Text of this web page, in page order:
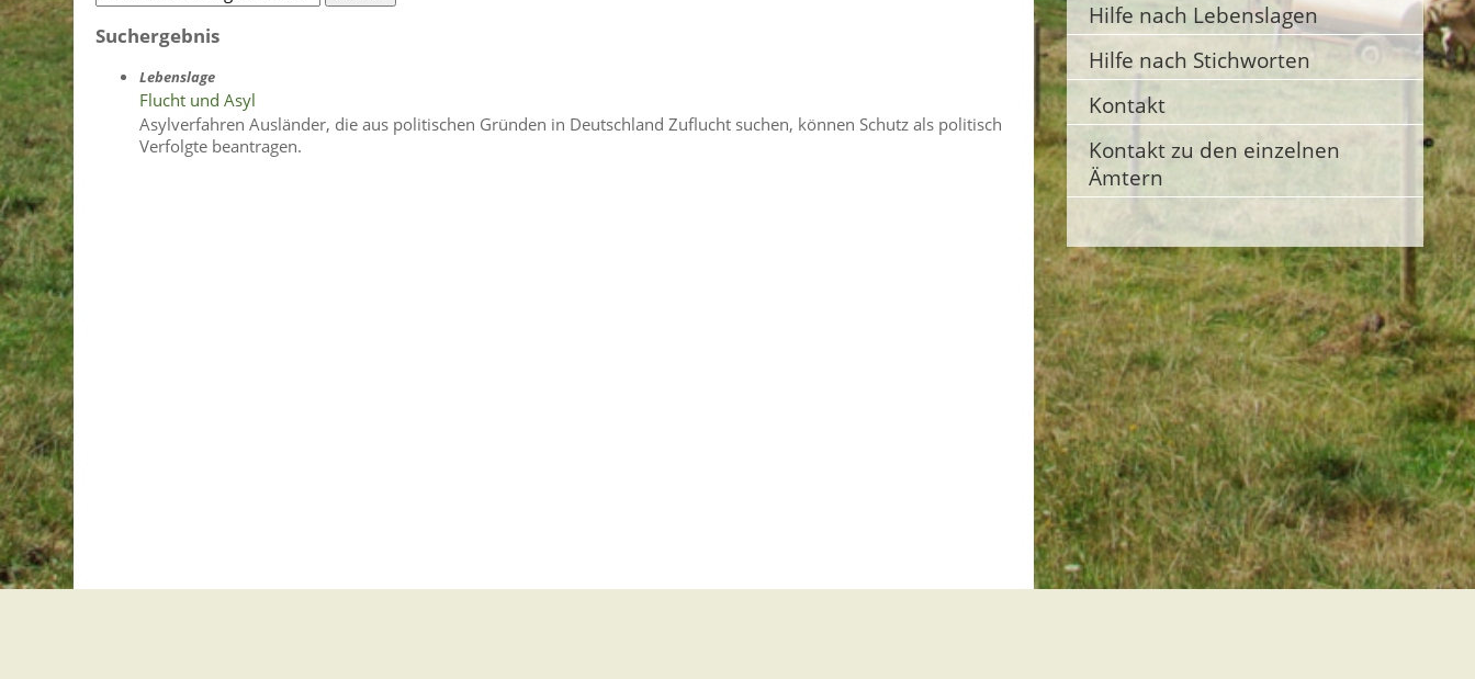
Suchergebnis
Lebenslage
Flucht und Asyl
Asylverfahren Ausländer, die aus politischen Gründen in Deutschland Zuflucht suchen, können Schutz als politisch
Verfolgte beantragen.
Hilfe nach Lebenslagen
Hilfe nach Stichworten
Kontakt
Kontakt zu den einzelnen
Ämtern